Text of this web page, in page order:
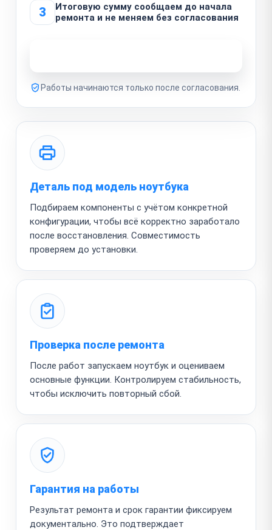
3
Итоговую сумму сообщаем до начала
ремонта и не меняем без согласования
Работы начинаются только после согласования.
Деталь под модель ноутбука
Подбираем компоненты с учётом конкретной
конфигурации, чтобы всё корректно заработало
после восстановления. Совместимость
проверяем до установки.
Проверка после ремонта
После работ запускаем ноутбук и оцениваем
основные функции. Контролируем стабильность,
чтобы исключить повторный сбой.
Гарантия на работы
Результат ремонта и срок гарантии фиксируем
документально. Это подтверждает